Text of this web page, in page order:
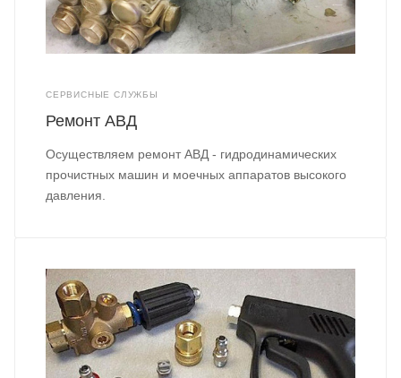
СЕРВИСНЫЕ СЛУЖБЫ
Ремонт АВД
Осуществляем ремонт АВД - гидродинамических
прочистных машин и моечных аппаратов высокого
давления.